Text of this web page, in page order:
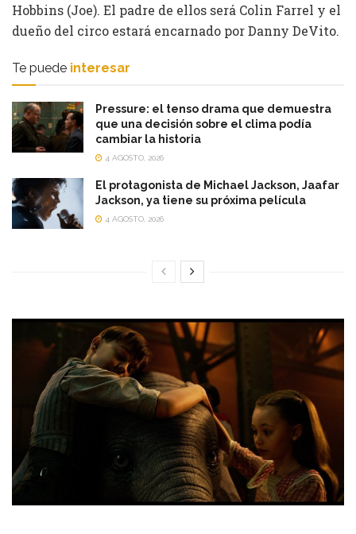
Hobbins (Joe). El padre de ellos será Colin Farrel y el
dueño del circo estará encarnado por Danny DeVito.
Te puede interesar
Pressure: el tenso drama que demuestra
que una decisión sobre el clima podía
cambiar la historia
4 AGOSTO, 2026
El protagonista de Michael Jackson, Jaafar
Jackson, ya tiene su próxima película
4 AGOSTO, 2026